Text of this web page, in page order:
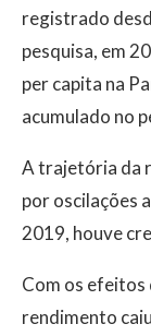
registrado
pesquisa, em
per capita na
acumulado no
A trajetória da
por oscilações
2019, houve
Com os efeitos
rendimento